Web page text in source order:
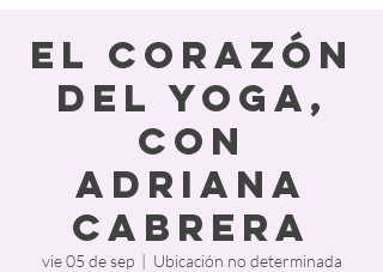
El Corazón
del Yoga,
con
Adriana
Cabrera
vie 05 de sep
  |
Ubicación no determinada